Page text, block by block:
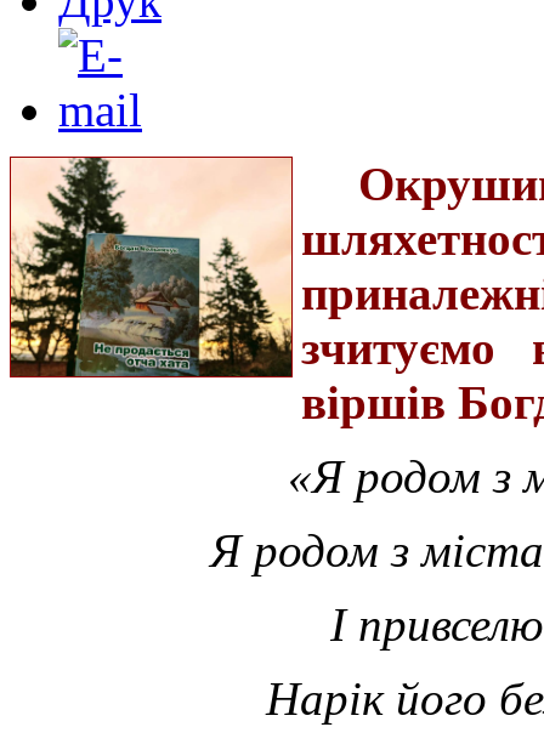
зчитуємо
віршів
«Я родом з
Я родом з
І
Нарік його